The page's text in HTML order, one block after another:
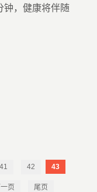
钟，健康将伴随
41 42 43
一页 尾页